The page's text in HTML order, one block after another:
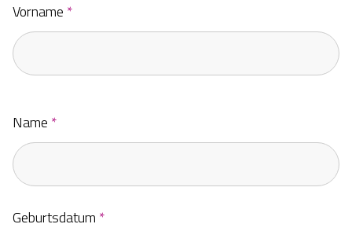
Vorname *
Name *
Geburtsdatum *